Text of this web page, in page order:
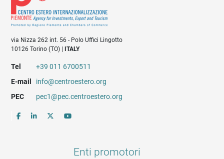
via Nizza 262 int. 56 - Polo Uffici Lingotto
10126 Torino (TO) |
ITALY
Tel
+39 011 6700511
E-mail
info@centroestero.org
PEC
pec1@pec.centroestero.org
Enti promotori